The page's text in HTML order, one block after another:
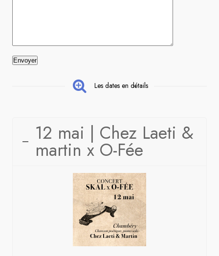
Les dates en détails
12 mai | Chez Laeti &
martin x O-Fée